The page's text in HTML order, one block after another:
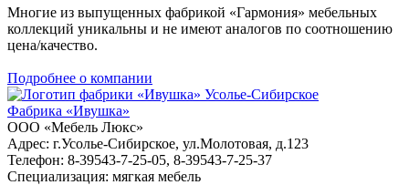
Многие из выпущенных фабрикой «Гармония» мебельных
коллекций уникальны и не имеют аналогов по соотношению
цена/качество.
Подробнее о компании
Усолье-Сибирское
Фабрика «Ивушка»
ООО «Мебель Люкс»
Адрес: г.Усолье-Сибирское, ул.Молотовая, д.123
Телефон: 8-39543-7-25-05, 8-39543-7-25-37
Специализация: мягкая мебель